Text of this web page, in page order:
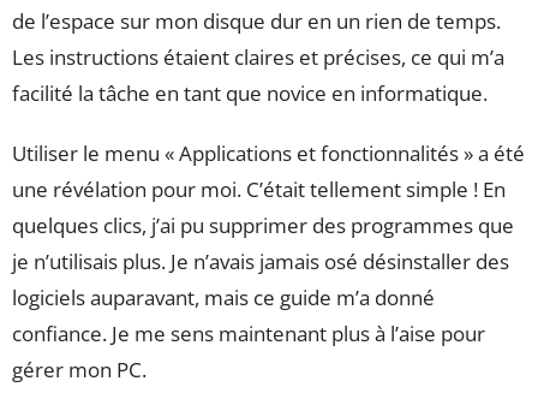
de l’espace sur mon disque dur en un rien de temps.
Les instructions étaient claires et précises, ce qui m’a
facilité la tâche en tant que novice en informatique.
Utiliser le menu « Applications et fonctionnalités » a été
une révélation pour moi. C’était tellement simple ! En
quelques clics, j’ai pu supprimer des programmes que
je n’utilisais plus. Je n’avais jamais osé désinstaller des
logiciels auparavant, mais ce guide m’a donné
confiance. Je me sens maintenant plus à l’aise pour
gérer mon PC.